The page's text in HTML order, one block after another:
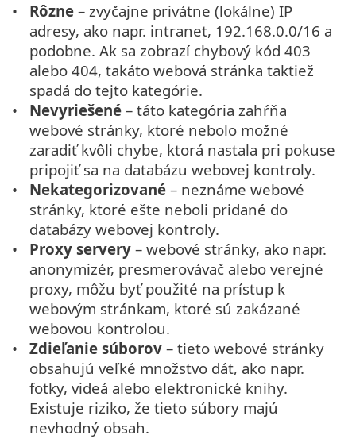
Rôzne – zvyčajne privátne (lokálne) IP
adresy, ako napr. intranet, 192.168.0.0/16 a
podobne. Ak sa zobrazí chybový kód 403
alebo 404, takáto webová stránka taktiež
spadá do tejto kategórie.
Nevyriešené – táto kategória zahŕňa
webové stránky, ktoré nebolo možné
zaradiť kvôli chybe, ktorá nastala pri pokuse
pripojiť sa na databázu webovej kontroly.
Nekategorizované – neznáme webové
stránky, ktoré ešte neboli pridané do
databázy webovej kontroly.
Proxy servery – webové stránky, ako napr.
anonymizér, presmerovávač alebo verejné
proxy, môžu byť použité na prístup k
webovým stránkam, ktoré sú zakázané
webovou kontrolou.
Zdieľanie súborov – tieto webové stránky
obsahujú veľké množstvo dát, ako napr.
fotky, videá alebo elektronické knihy.
Existuje riziko, že tieto súbory majú
nevhodný obsah.